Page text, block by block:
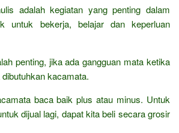
adalah kegiatan yang penting dalam
untuk bekerja, belajar dan keperluan
penting, jika ada gangguan mata ketika
kacamata.
baca baik plus atau minus. Untuk
dijual lagi, dapat kita beli secara grosir